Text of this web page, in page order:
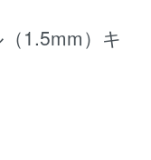
1.5mm）キ